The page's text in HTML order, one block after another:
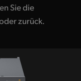
Sie die
zurück.